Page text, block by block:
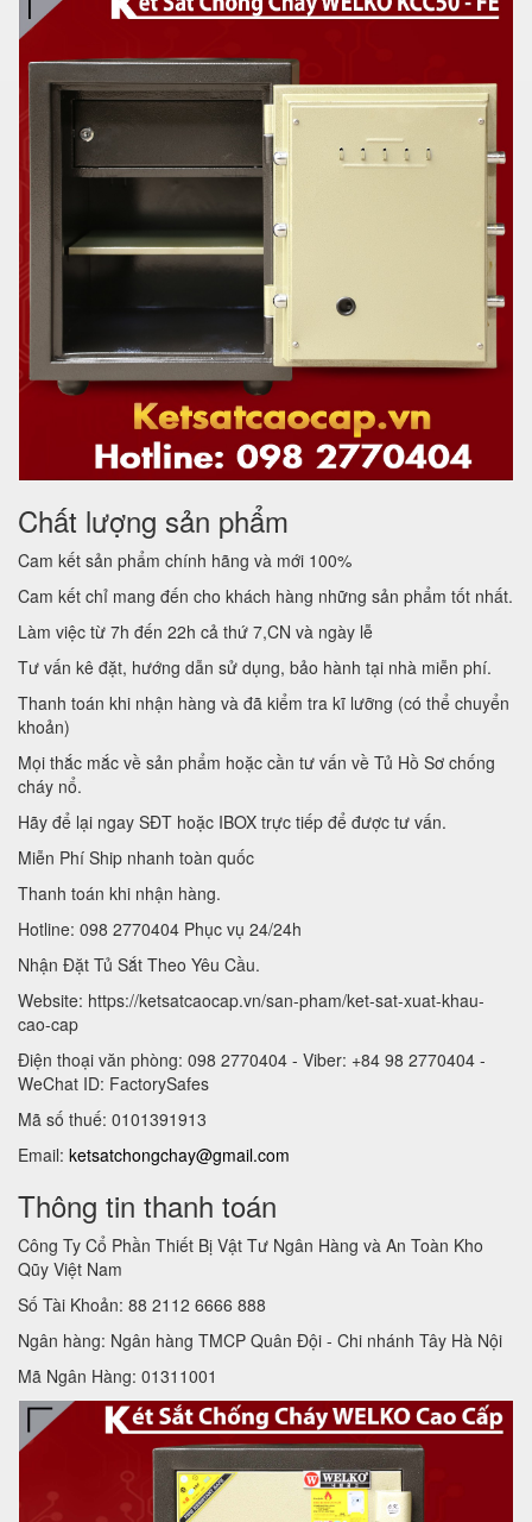
Chất lượng sản phẩm
Cam kết sản phẩm chính hãng và mới 100%
Cam kết chỉ mang đến cho khách hàng những sản phẩm tốt nhất.
Làm việc từ 7h đến 22h cả thứ 7,CN và ngày lễ
Tư vấn kê đặt, hướng dẫn sử dụng, bảo hành tại nhà miễn phí.
Thanh toán khi nhận hàng và đã kiểm tra kĩ lưỡng (có thể chuyển
khoản)
Mọi thắc mắc về sản phẩm hoặc cần tư vấn về Tủ Hồ Sơ chống
cháy nổ.
Hãy để lại ngay SĐT hoặc IBOX trực tiếp để được tư vấn.
Miễn Phí Ship nhanh toàn quốc
Thanh toán khi nhận hàng.
Hotline: 098 2770404 Phục vụ 24/24h
Nhận Đặt Tủ Sắt Theo Yêu Cầu.
Website: https://ketsatcaocap.vn/san-pham/ket-sat-xuat-khau-
cao-cap
Điện thoại văn phòng: 098 2770404 - Viber: +84 98 2770404 -
WeChat ID: FactorySafes
Mã số thuế: 0101391913
Email: ketsatchongchay@gmail.com
Thông tin thanh toán
Công Ty Cổ Phần Thiết Bị Vật Tư Ngân Hàng và An Toàn Kho
Qũy Việt Nam
Số Tài Khoản: 88 2112 6666 888
Ngân hàng: Ngân hàng TMCP Quân Đội - Chi nhánh Tây Hà Nội
Mã Ngân Hàng: 01311001